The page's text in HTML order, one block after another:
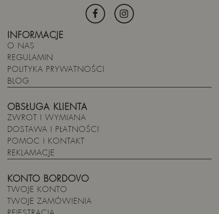
INFORMACJE
O NAS
REGULAMIN
POLITYKA PRYWATNOŚCI
BLOG
OBSŁUGA KLIENTA
ZWROT I WYMIANA
DOSTAWA I PŁATNOŚCI
POMOC I KONTAKT
REKLAMACJE
KONTO BORDOVO
TWOJE KONTO
TWOJE ZAMÓWIENIA